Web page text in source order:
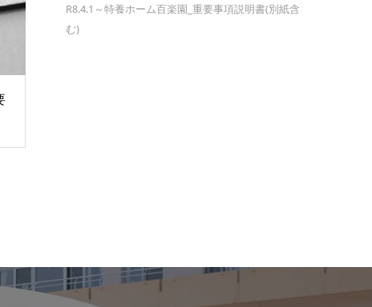
R8.4.1～特養ホーム百楽園_重要事項説明書(別紙含
む)